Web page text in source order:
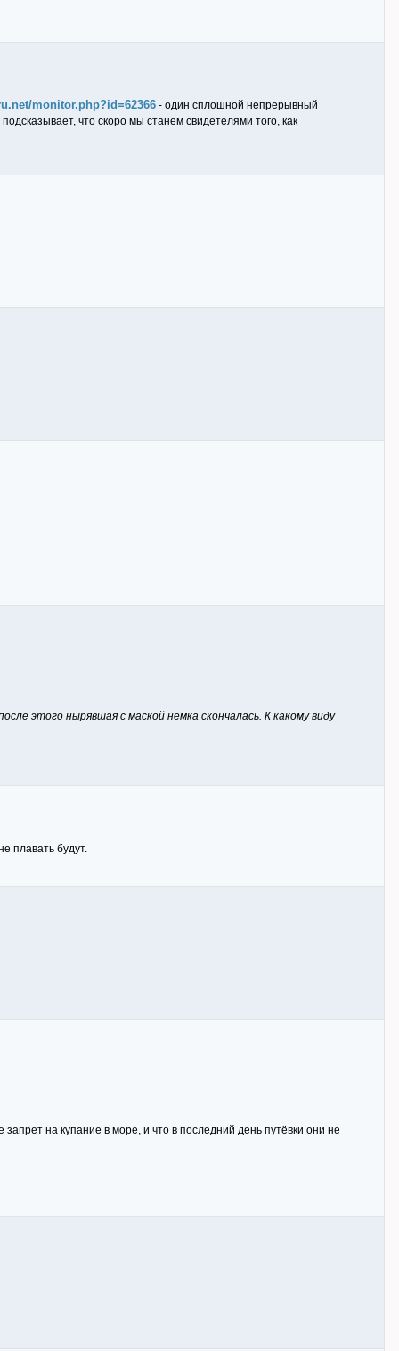
monitor.php?id=62366 - один сплошной непрерывный
что скоро мы станем свидетелями того, как
этого нырявшая с маской немка скончалась. К какому виду
плавать будут.
на купание в море, и что в последний день путёвки они не